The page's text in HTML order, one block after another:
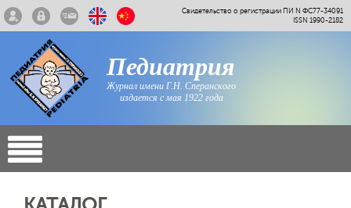
Свидетельство о регистрации ПИ N ФС77-34091
ISSN 1990-2182
Педиатрия
Журнал имени Г.Н. Сперанского
издается с мая 1922 года